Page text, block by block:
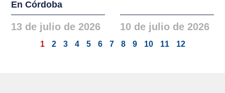
En Córdoba
13 de julio de 2026 10 de julio de 2026
1 2 3 4 5 6 7 8 9 10 11 12